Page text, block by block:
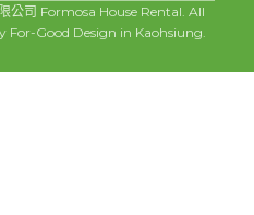
公司 Formosa House Rental. All
For-Good Design in Kaohsiung.